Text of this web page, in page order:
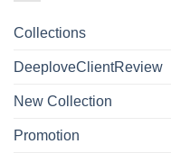
Collections
DeeploveClientReview
New Collection
Promotion